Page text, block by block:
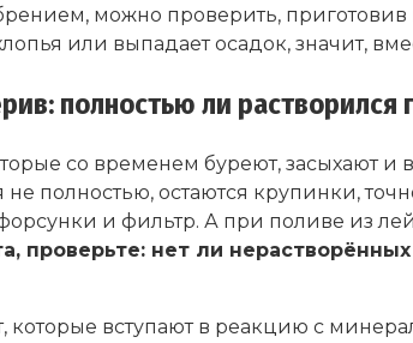
можно проверить,
или выпадает осадок, значит,
полностью ли растворился
со временем буреют, засыхают
полностью, остаются крупинки,
и фильтр. А при поливе из
проверьте: нет ли
которые вступают в реакцию с